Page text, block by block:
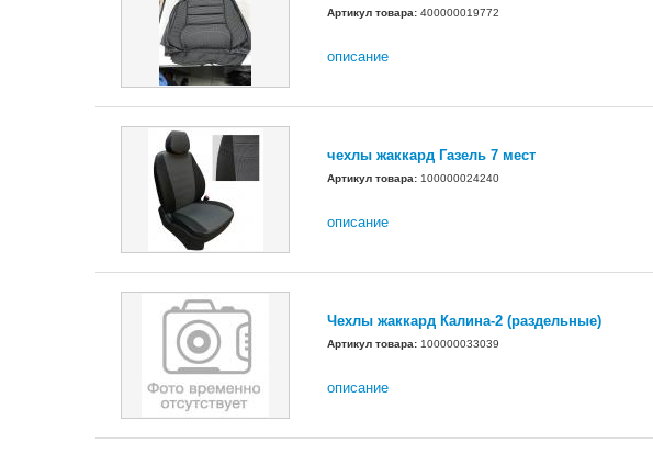
Артикул товара: 400000019772
описание
чехлы жаккард Газель 7 мест
Артикул товара: 100000024240
описание
Чехлы жаккард Калина-2 (раздельные)
Артикул товара: 100000033039
описание